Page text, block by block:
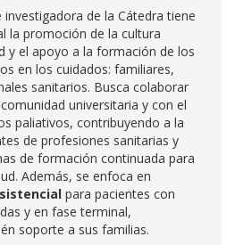
de la Cátedra tiene
la promoción de la cultura
y el apoyo a la formación de los
en los cuidados: familiares,
sanitarios. Busca colaborar
universitaria y con el
paliativos, contribuyendo a la
de profesiones sanitarias y
de formación continuada para
Además, se enfoca en
para pacientes con
y en fase terminal,
soporte a sus familias.